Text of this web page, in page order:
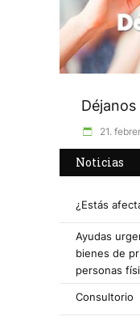
21.
Noticias
¿Estás
Ayudas
bienes de
personas
Consultorio